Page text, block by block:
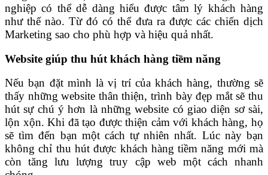
nghiệp có thể dễ dàng hiểu được tâm lý khách hàng
như thế nào. Từ đó có thể đưa ra được các chiến dịch
Marketing sao cho phù hợp và hiệu quả nhất.
Website giúp thu hút khách hàng tiềm năng
Nếu bạn đặt mình là vị trí của khách hàng, thường sẽ
thấy những website thân thiện, trình bày đẹp mắt sẽ thu
hút sự chú ý hơn là những website có giao diện sơ sài,
lộn xộn. Khi đã tạo được thiện cảm với khách hàng, họ
sẽ tìm đến bạn một cách tự nhiên nhất. Lúc này bạn
không chỉ thu hút được khách hàng tiềm năng mới mà
còn tăng lưu lượng truy cập web một cách nhanh